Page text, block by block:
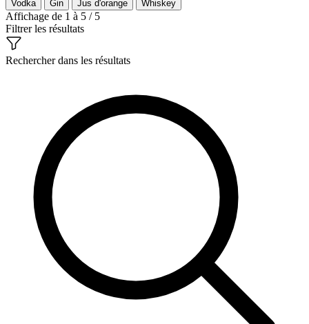
Vodka Gin Jus d'orange Whiskey
Affichage de 1 à 5 / 5
Filtrer les résultats
Rechercher dans les résultats